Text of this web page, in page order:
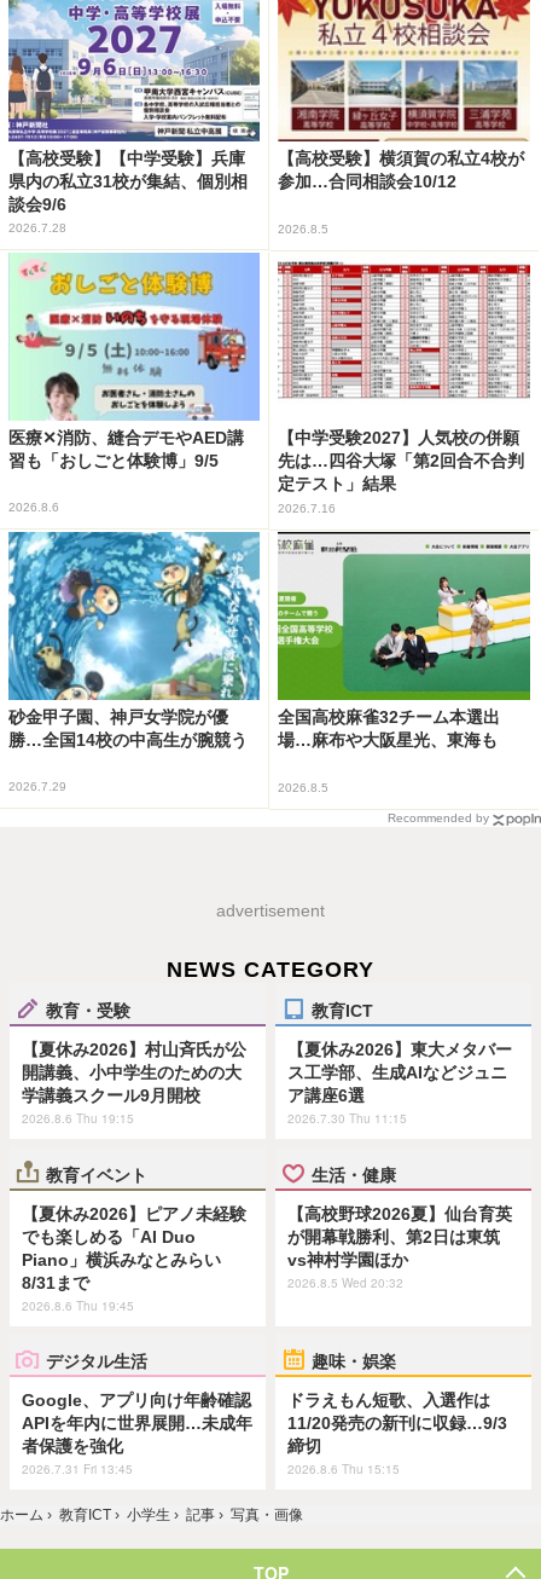
【高校受験】【中学受験】兵庫
県内の私立31校が集結、個別相
談会9/6
2026.7.28
【高校受験】横須賀の私立4校が
参加…合同相談会10/12
2026.8.5
医療✕消防、縫合デモやAED講
習も「おしごと体験博」9/5
2026.8.6
【中学受験2027】人気校の併願
先は…四谷大塚「第2回合不合判
定テスト」結果
2026.7.16
砂金甲子園、神戸女学院が優
勝…全国14校の中高生が腕競う
2026.7.29
全国高校麻雀32チーム本選出
場…麻布や大阪星光、東海も
2026.8.5
Recommended by
advertisement
NEWS CATEGORY
教育・受験
【夏休み2026】村山斉氏が公
開講義、小中学生のための大
学講義スクール9月開校
2026.8.6 Thu 19:15
教育ICT
【夏休み2026】東大メタバー
ス工学部、生成AIなどジュニ
ア講座6選
2026.7.30 Thu 11:15
教育イベント
【夏休み2026】ピアノ未経験
でも楽しめる「AI Duo
Piano」横浜みなとみらい
8/31まで
2026.8.6 Thu 19:45
生活・健康
【高校野球2026夏】仙台育英
が開幕戦勝利、第2日は東筑
vs神村学園ほか
2026.8.5 Wed 20:32
デジタル生活
Google、アプリ向け年齢確認
APIを年内に世界展開…未成年
者保護を強化
2026.7.31 Fri 13:45
趣味・娯楽
ドラえもん短歌、入選作は
11/20発売の新刊に収録…9/3
締切
2026.8.6 Thu 15:15
ホーム › 教育ICT › 小学生 › 記事 › 写真・画像
TOP